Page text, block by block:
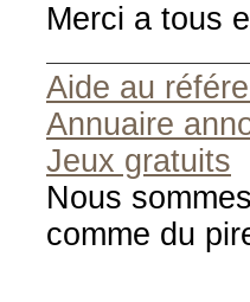
Merci a tous
Aide au
Annuaire
Jeux gratuits
Nous
comme du